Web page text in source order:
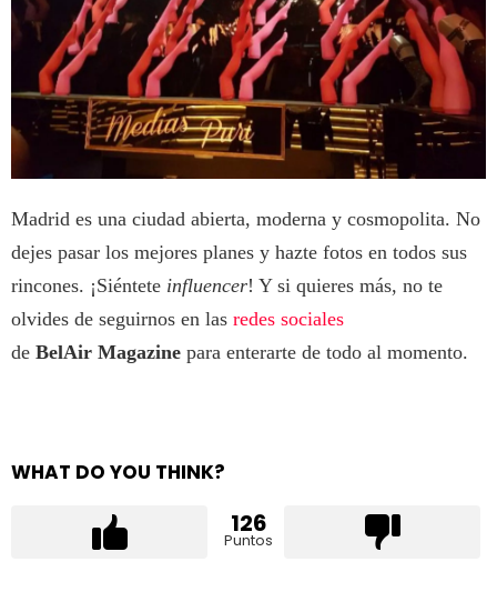
Madrid es una ciudad abierta, moderna y cosmopolita. No
dejes pasar los mejores planes y hazte fotos en todos sus
rincones. ¡Siéntete influencer! Y si quieres más, no te
olvides de seguirnos en las redes sociales
de BelAir Magazine para enterarte de todo al momento.
WHAT DO YOU THINK?
126
Puntos